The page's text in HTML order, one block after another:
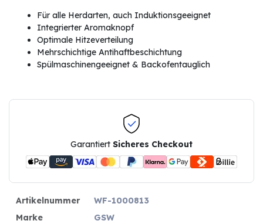
Für alle Herdarten, auch Induktionsgeeignet
Integrierter Aromaknopf
Optimale Hitzeverteilung
Mehrschichtige Antihaftbeschichtung
Spülmaschinengeeignet & Backofentauglich
Garantiert Sicheres Checkout
Artikelnummer
WF-1000813
Marke
GSW